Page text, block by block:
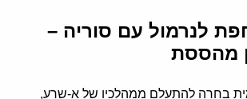
לנרמול עם סוריה –
מהססת
בחרה להתעלם ממהלכיו של א-שרע,